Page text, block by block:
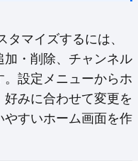
マイズするには、
・削除、チャンネル
設定メニューからホ
みに合わせて変更を
すいホーム画面を作